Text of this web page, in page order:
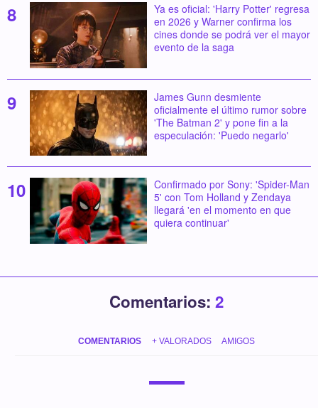
Ya es oficial: 'Harry Potter' regresa
en 2026 y Warner confirma los
cines donde se podrá ver el mayor
evento de la saga
James Gunn desmiente
oficialmente el último rumor sobre
'The Batman 2' y pone fin a la
especulación: 'Puedo negarlo'
Confirmado por Sony: 'Spider-Man
5' con Tom Holland y Zendaya
llegará 'en el momento en que
quiera continuar'
Comentarios: 2
COMENTARIOS + VALORADOS AMIGOS